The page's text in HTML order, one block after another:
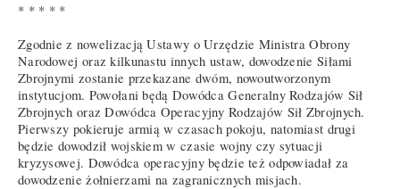
* * * * *
Zgodnie z nowelizacją Ustawy o Urzędzie Ministra Obrony
Narodowej oraz kilkunastu innych ustaw, dowodzenie Siłami
Zbrojnymi zostanie przekazane dwóm, nowoutworzonym
instytucjom. Powołani będą Dowódca Generalny Rodzajów Sił
Zbrojnych oraz Dowódca Operacyjny Rodzajów Sił Zbrojnych.
Pierwszy pokieruje armią w czasach pokoju, natomiast drugi
będzie dowodził wojskiem w czasie wojny czy sytuacji
kryzysowej. Dowódca operacyjny będzie też odpowiadał za
dowodzenie żołnierzami na zagranicznych misjach.